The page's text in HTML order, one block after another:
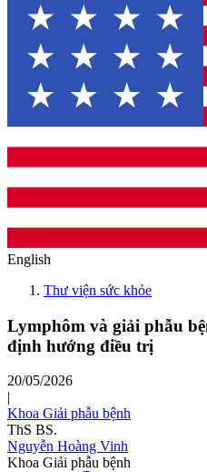
English
Thư viện sức khỏe
Lymphôm và giải phẫu
định hướng điều trị
20/05/2026
|
Khoa Giải phẫu bệnh
ThS BS.
Nguyễn Hoàng Vinh
Khoa Giải phẫu bệnh